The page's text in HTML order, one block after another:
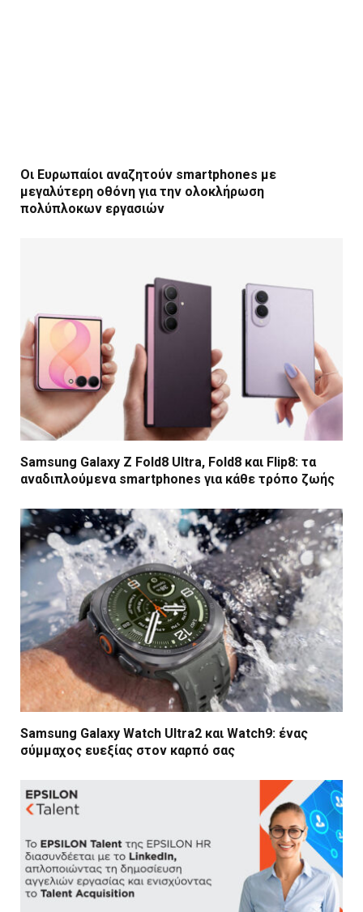
Οι Ευρωπαίοι αναζητούν smartphones με
μεγαλύτερη οθόνη για την ολοκλήρωση
πολύπλοκων εργασιών
Samsung Galaxy Z Fold8 Ultra, Fold8 και Flip8: τα
αναδιπλούμενα smartphones για κάθε τρόπο ζωής
Samsung Galaxy Watch Ultra2 και Watch9: ένας
σύμμαχος ευεξίας στον καρπό σας